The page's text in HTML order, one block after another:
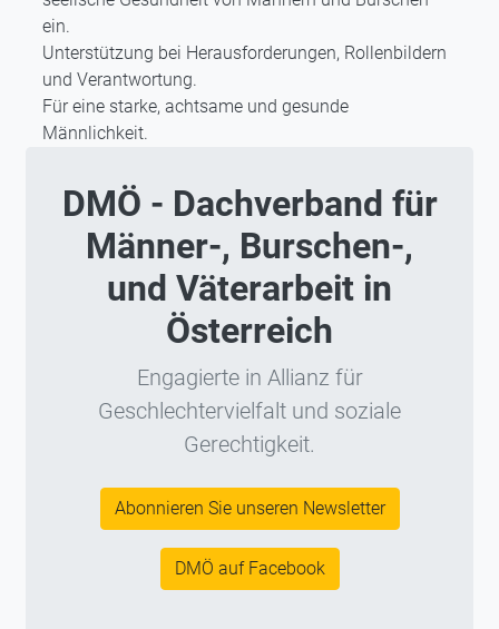
ein.
Unterstützung bei Herausforderungen, Rollenbildern
und Verantwortung.
Für eine starke, achtsame und gesunde
Männlichkeit.
DMÖ - Dachverband für
Männer-, Burschen-,
und Väterarbeit in
Österreich
Engagierte in Allianz für
Geschlechtervielfalt und soziale
Gerechtigkeit.
Abonnieren Sie unseren Newsletter
DMÖ auf Facebook